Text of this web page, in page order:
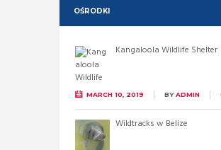
OŚRODKI
Kangaloola Wildlife Shelter
MARCH 10, 2019 BYADMIN
Wildtracks w Belize